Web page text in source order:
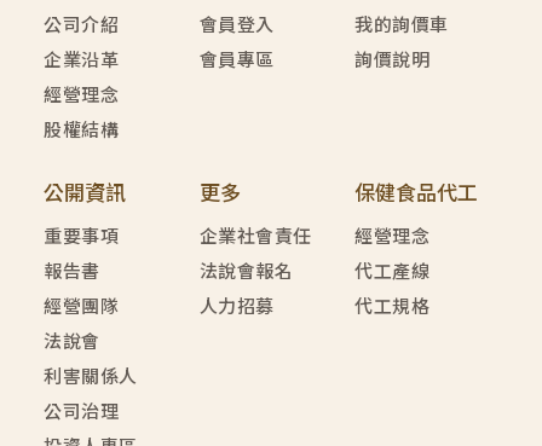
公司介紹
企業沿革
經營理念
股權結構
會員登入
會員專區
我的詢價車
詢價說明
公開資訊
重要事項
報告書
經營團隊
法說會
利害關係人
公司治理
更多
企業社會責任
法說會報名
人力招募
保健食品代工
經營理念
代工產線
代工規格